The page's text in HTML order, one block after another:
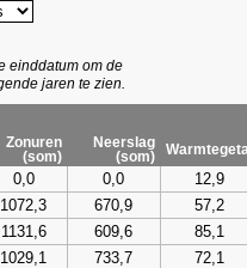
einddatum om de
jaren te zien.
Zonuren
(som)
Neerslag
(som)
Warmtegetal
0,0 0,0 12,9
1072,3 670,9 57,2
1131,6 609,6 85,1
1029,1 733,7 72,1